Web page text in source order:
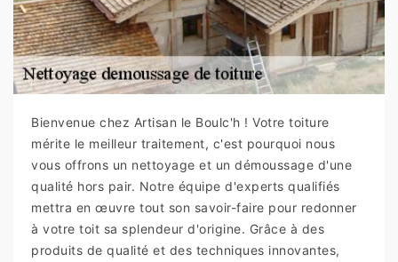
Bienvenue chez Artisan le Boulc'h ! Votre toiture
mérite le meilleur traitement, c'est pourquoi nous
vous offrons un nettoyage et un démoussage d'une
qualité hors pair. Notre équipe d'experts qualifiés
mettra en œuvre tout son savoir-faire pour redonner
à votre toit sa splendeur d'origine. Grâce à des
produits de qualité et des techniques innovantes,